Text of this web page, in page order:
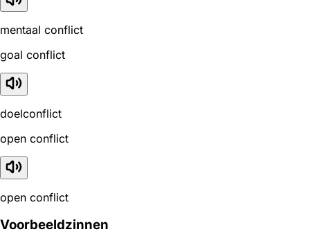
mentaal conflict
goal conflict
doelconflict
open conflict
open conflict
Voorbeeldzinnen